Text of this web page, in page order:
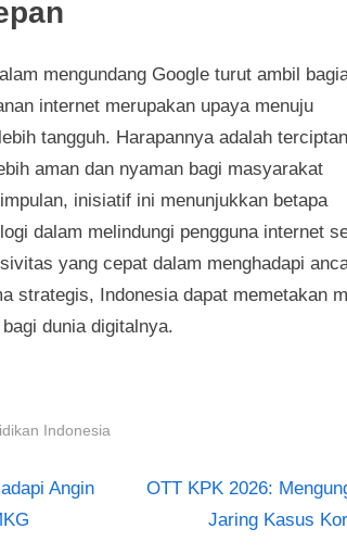
mengundang Google turut ambil
internet merupakan upaya menuju
tangguh. Harapannya adalah
aman dan nyaman bagi masyarakat
inisiatif ini menunjukkan betapa
dalam melindungi pengguna internet
yang cepat dalam menghadapi
strategis, Indonesia dapat memetakan
dunia digitalnya.
Indonesia
Angin
N
OTT KPK 2026:
Jaring Kasus